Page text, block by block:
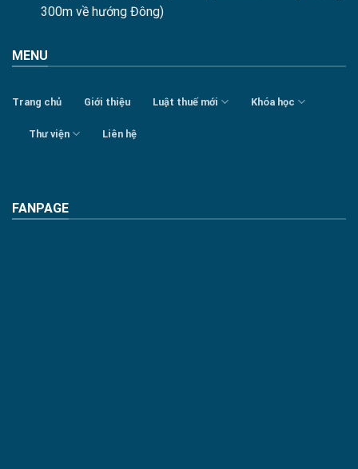
300m về hướng Đông)
MENU
Trang chủ Giới thiệu Luật thuế mới Khóa học
Thư viện Liên hệ
FANPAGE